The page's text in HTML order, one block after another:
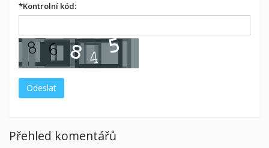
*Kontrolní kód:
Přehled komentářů